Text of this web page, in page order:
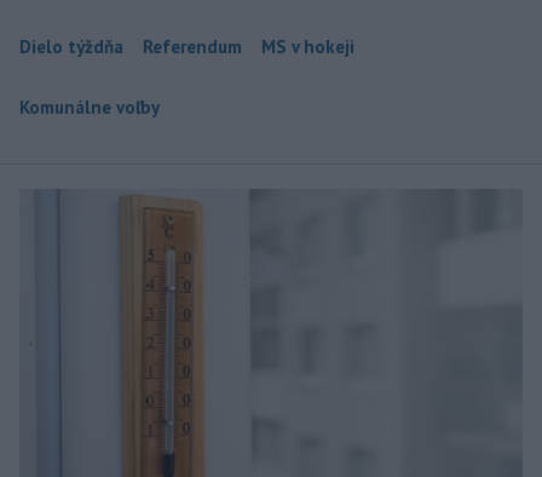
Dielo týždňa Referendum MS v hokeji
Komunálne voľby